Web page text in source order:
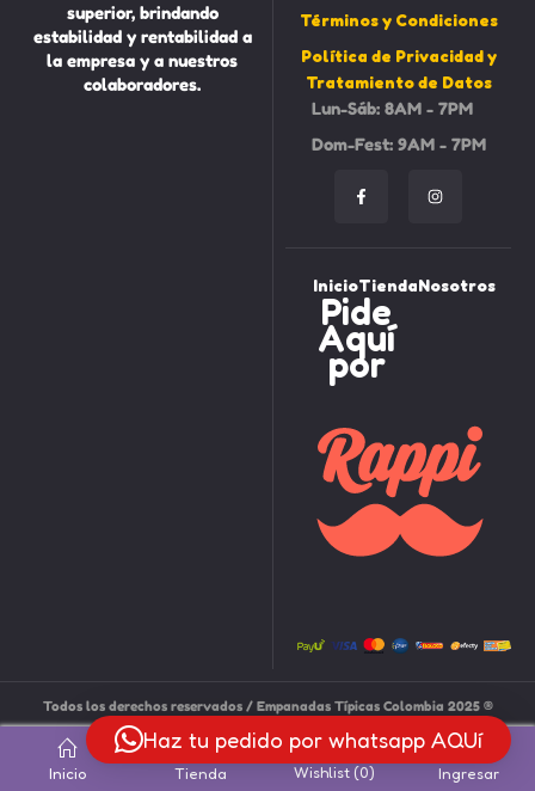
superior, brindando
estabilidad y rentabilidad a
la empresa y a nuestros
colaboradores.
Términos y Condiciones
Política de Privacidad y
Tratamiento de Datos
Lun-Sáb: 8AM - 7PM
Dom-Fest: 9AM - 7PM
InicioTiendaNosotros
Pide
Aquí
por
Todos los derechos reservados / Empanadas Típicas Colombia 2025 ®
Inicio Tienda Wishlist (0) Ingresar
Haz tu pedido por whatsapp AQUí